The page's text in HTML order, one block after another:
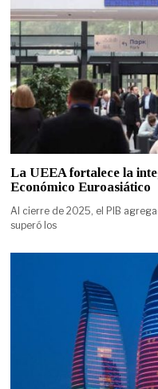
La UEEA fortalece la
Económico Euroasiático
Al cierre de 2025, el PIB
superó los